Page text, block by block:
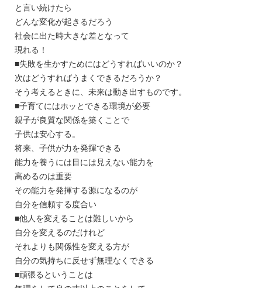
と言い続けたら
どんな変化が起きるだろう
社会に出た時大きな差となって
現れる！
■失敗を生かすためにはどうすればいいのか？
次はどうすればうまくできるだろうか？
そう考えるときに、未来は動き出すものです。
■子育てにはホッとできる環境が必要
親子が良質な関係を築くことで
子供は安心する。
将来、子供が力を発揮できる
能力を養うには目には見えない能力を
高めるのは重要
その能力を発揮する源になるのが
自分を信頼する度合い
■他人を変えることは難しいから
自分を変えるのだけれど
それよりも関係性を変える方が
自分の気持ちに反せず無理なくできる
■頑張るということは